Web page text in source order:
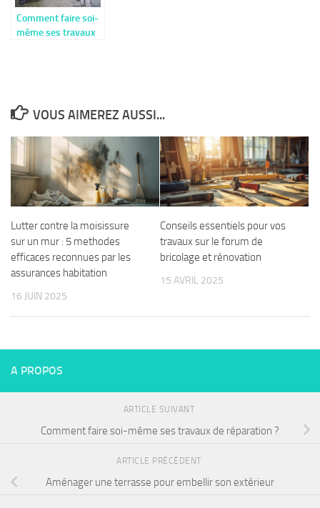
Comment faire soi-
même ses travaux
VOUS AIMEREZ AUSSI...
Lutter contre la moisissure
sur un mur : 5 methodes
efficaces reconnues par les
assurances habitation
16 JUIN 2025
Conseils essentiels pour vos
travaux sur le forum de
bricolage et rénovation
15 AVRIL 2025
A PROPOS
ARTICLE SUIVANT
Comment faire soi-même ses travaux de réparation ?
ARTICLE PRÉCÉDENT
Aménager une terrasse pour embellir son extérieur